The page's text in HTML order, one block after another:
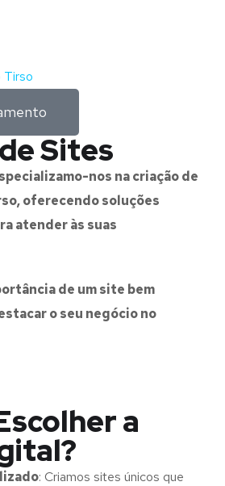
Tirso
Sites
nos na criação de
oferecendo soluções
atender às suas
de um site bem
o seu negócio no
a
: Criamos sites únicos que